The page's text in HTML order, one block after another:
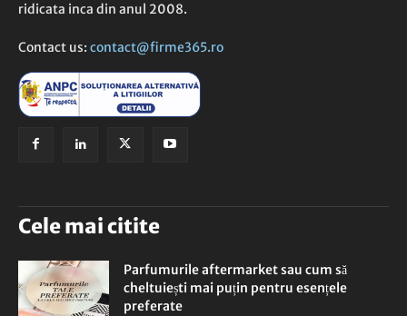
ridicata inca din anul 2008.
Contact us: contact@firme365.ro
Cele mai citite
Parfumurile aftermarket sau cum să
cheltuiești mai puțin pentru esențele
preferate